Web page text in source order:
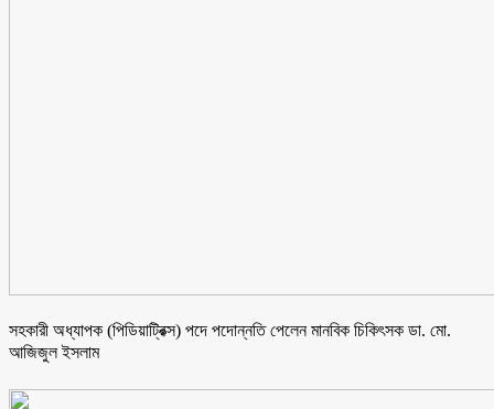
সহকারী অধ্যাপক (পিডিয়াট্রিক্স) পদে পদোন্নতি পেলেন মানবিক চিকিৎসক ডা. মো.
আজিজুল ইসলাম